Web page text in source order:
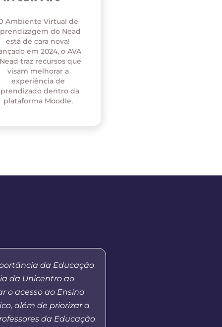
Ambiente Virtual de
do Nead
está de cara nova!
em 2024, o AVA
traz recursos que
visam melhorar a
experiência de
dentro da
plataforma Moodle.
da Educação
da Unicentro ao
o acesso ao Ensino
além de priorizar a
da Educação